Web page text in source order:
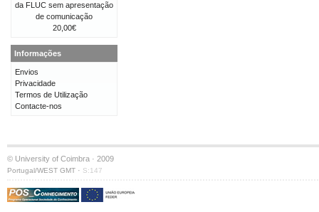
da FLUC sem apresentação
de comunicação
20,00€
Informações
Envios
Privacidade
Termos de Utilização
Contacte-nos
© University of Coimbra · 2009
Portugal/WEST GMT · S:147